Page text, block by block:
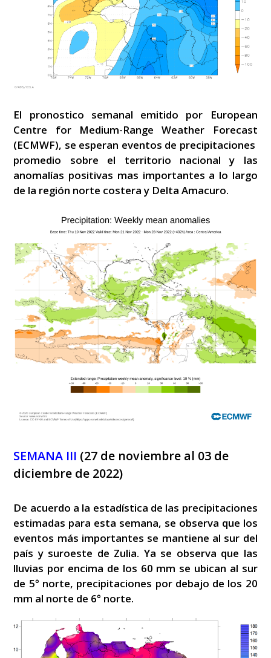
El pronostico semanal emitido por European
Centre for Medium-Range Weather Forecast
(ECMWF), se esperan eventos de precipitaciones
promedio sobre el territorio nacional y las
anomalías positivas mas importantes a lo largo
de la región norte costera y Delta Amacuro.
SEMANA III (27 de noviembre al 03 de
diciembre de 2022)
De acuerdo a la estadística de las precipitaciones
estimadas para esta semana, se observa que los
eventos más importantes se mantiene al sur del
país y suroeste de Zulia. Ya se observa que las
lluvias por encima de los 60 mm se ubican al sur
de 5° norte, precipitaciones por debajo de los 20
mm al norte de 6° norte.